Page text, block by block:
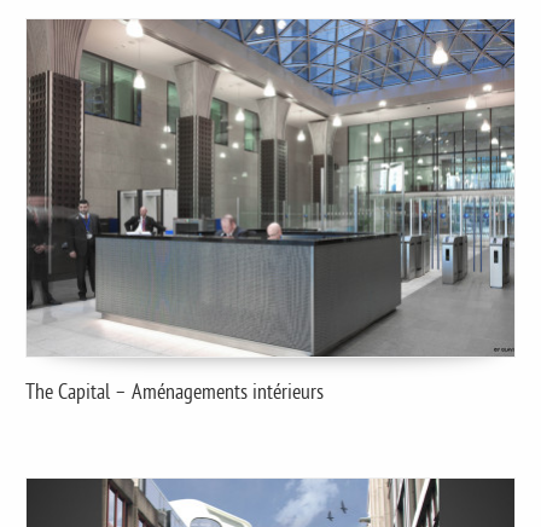
The Capital – Aménagements intérieurs